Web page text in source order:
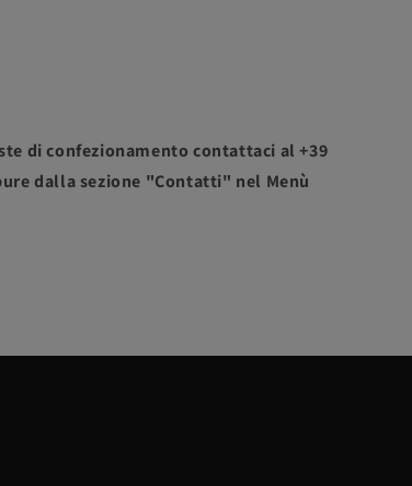
di confezionamento contattaci al +39
dalla sezione "Contatti" nel Menù